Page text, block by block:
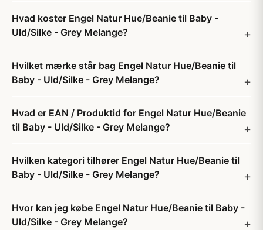
Hvad koster Engel Natur Hue/Beanie til Baby -
Uld/Silke - Grey Melange?
Hvilket mærke står bag Engel Natur Hue/Beanie til
Baby - Uld/Silke - Grey Melange?
Hvad er EAN / Produktid for Engel Natur Hue/Beanie
til Baby - Uld/Silke - Grey Melange?
Hvilken kategori tilhører Engel Natur Hue/Beanie til
Baby - Uld/Silke - Grey Melange?
Hvor kan jeg købe Engel Natur Hue/Beanie til Baby -
Uld/Silke - Grey Melange?